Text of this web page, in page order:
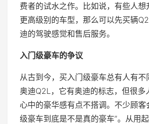
费者的试水之作。比如说，有些人
更高级别的车型，那么可以先买辆
迪的驾驶感觉和售后服务。
入门级豪车的争议
从古到今，买入门级豪车总有人有
奥迪Q2L，它有奥迪的标志，但很多
心中的豪华感有点不搭调。不少顾客
级豪车到底是不是真的豪车”。从用